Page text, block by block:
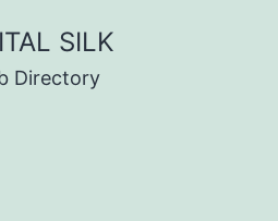
SILK
Directory